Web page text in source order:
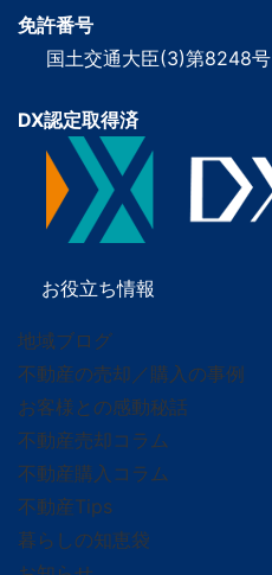
免許番号
国土交通大臣(3)第8248号
DX認定取得済
お役立ち情報
地域ブログ
不動産の売却／購入の事例
お客様との感動秘話
不動産売却コラム
不動産購入コラム
不動産Tips
暮らしの知恵袋